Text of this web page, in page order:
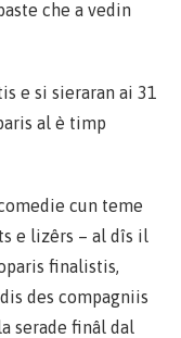
che a vedin
e si sieraran ai 31
al è timp
cun teme
e lizêrs – al dîs il
finalistis,
des compagniis
serade finâl dal